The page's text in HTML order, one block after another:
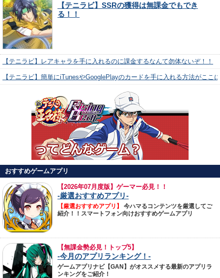
【テニラビ】SSRの獲得は無課金でもでき
る！！
【テニラビ】レアキャラを手に入れるのに課金するなんて勿体ないぞ！！
【テニラビ】簡単にiTunesやGooglePlayのカードを手に入れる方法がここ
おすすめゲームアプリ
【2026年07月度版】ゲーマー必見！！
-厳選おすすめアプリ-
【厳選おすすめアプリ】
今ハマるコンテンツを厳選してご
紹介！！スマートフォン向けおすすめゲームアプリ
【無課金勢必見！トップ5】
-今月のアプリランキング！-
ゲームアプリナビ【GAN】がオススメする最新のアプリラ
ンキングをご紹介！